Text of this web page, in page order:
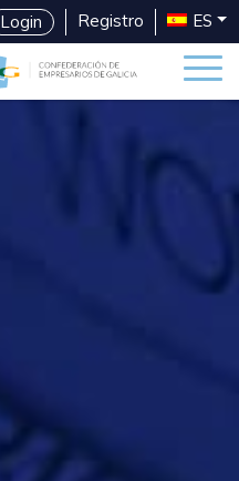
Login Registro ES